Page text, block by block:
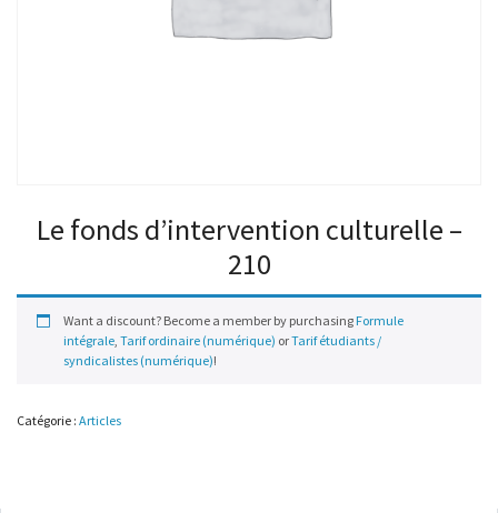
Le fonds d’intervention culturelle –
210
Want a discount? Become a member by purchasing Formule
intégrale, Tarif ordinaire (numérique) orTarif étudiants /
syndicalistes (numérique)!
Catégorie : Articles